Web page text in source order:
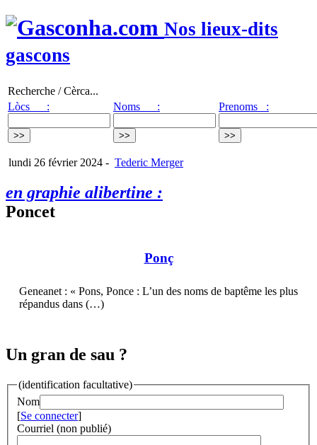
Nos lieux-dits
gascons
Recherche / Cèrca...
Lòcs :
Noms : Prenoms :
lundi 26 février 2024 - Tederic Merger
en graphie alibertine :
Poncet
Ponç
Geneanet : « Pons, Ponce : L’un des noms de baptême les plus
répandus dans (…)
Un gran de sau ?
(identification facultative)
Nom
[Se connecter]
Courriel (non publié)